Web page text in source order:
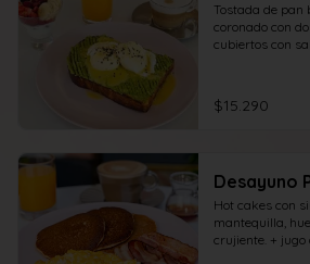
Tostada de pan
coronado con
cubiertos con
$1.000
160ml + yogur
$15.290
Desayuno
Hot cakes con
mantequilla,
crujiente. + jugo